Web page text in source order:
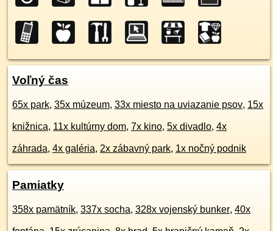
Voľný čas
65x park, 35x múzeum, 33x miesto na uviazanie psov, 15x
knižnica, 11x kultúrny dom, 7x kino, 5x divadlo, 4x
záhrada, 4x galéria, 2x zábavný park, 1x nočný podnik
Pamiatky
358x pamätník, 337x socha, 328x vojenský bunker, 40x